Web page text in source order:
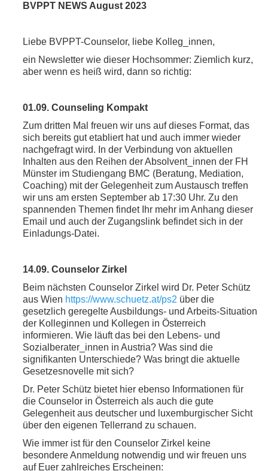
BVPPT NEWS August 2023
Liebe BVPPT-Counselor, liebe Kolleg_innen,
ein Newsletter wie dieser Hochsommer: Ziemlich kurz,
aber wenn es heiß wird, dann so richtig:
01.09. Counseling Kompakt
Zum dritten Mal freuen wir uns auf dieses Format, das
sich bereits gut etabliert hat und auch immer wieder
nachgefragt wird. In der Verbindung von aktuellen
Inhalten aus den Reihen der Absolvent_innen der FH
Münster im Studiengang BMC (Beratung, Mediation,
Coaching) mit der Gelegenheit zum Austausch treffen
wir uns am ersten September ab 17:30 Uhr. Zu den
spannenden Themen findet Ihr mehr im Anhang dieser
Email und auch der Zugangslink befindet sich in der
Einladungs-Datei.
14.09. Counselor Zirkel
Beim nächsten Counselor Zirkel wird Dr. Peter Schütz
aus Wien https://www.schuetz.at/ps2 über die
gesetzlich geregelte Ausbildungs- und Arbeits-Situation
der Kolleginnen und Kollegen in Österreich
informieren. Wie läuft das bei den Lebens- und
Sozialberater_innen in Austria? Was sind die
signifikanten Unterschiede? Was bringt die aktuelle
Gesetzesnovelle mit sich?
Dr. Peter Schütz bietet hier ebenso Informationen für
die Counselor in Österreich als auch die gute
Gelegenheit aus deutscher und luxemburgischer Sicht
über den eigenen Tellerrand zu schauen.
Wie immer ist für den Counselor Zirkel keine
besondere Anmeldung notwendig und wir freuen uns
auf Euer zahlreiches Erscheinen: